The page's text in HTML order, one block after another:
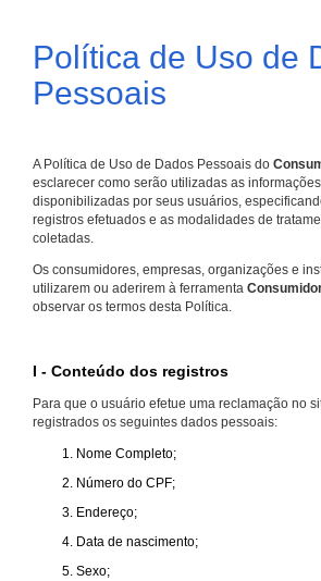
Política de Uso de
Pessoais
A Política de Uso de Dados Pessoais do
esclarecer como serão utilizadas as
disponibilizadas por seus usuários,
registros efetuados e as modalidades de
coletadas.
Os consumidores, empresas, organizações e
utilizarem ou aderirem à ferramenta
observar os termos desta Política.
I - Conteúdo dos registros
Para que o usuário efetue uma reclamação no
registrados os seguintes dados pessoais:
Nome Completo;
Número do CPF;
Endereço;
Data de nascimento;
Sexo;